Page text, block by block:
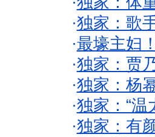
·独家：歌
·最壕主妇
·独家：贾
·独家：杨
·独家：“温
·独家：有